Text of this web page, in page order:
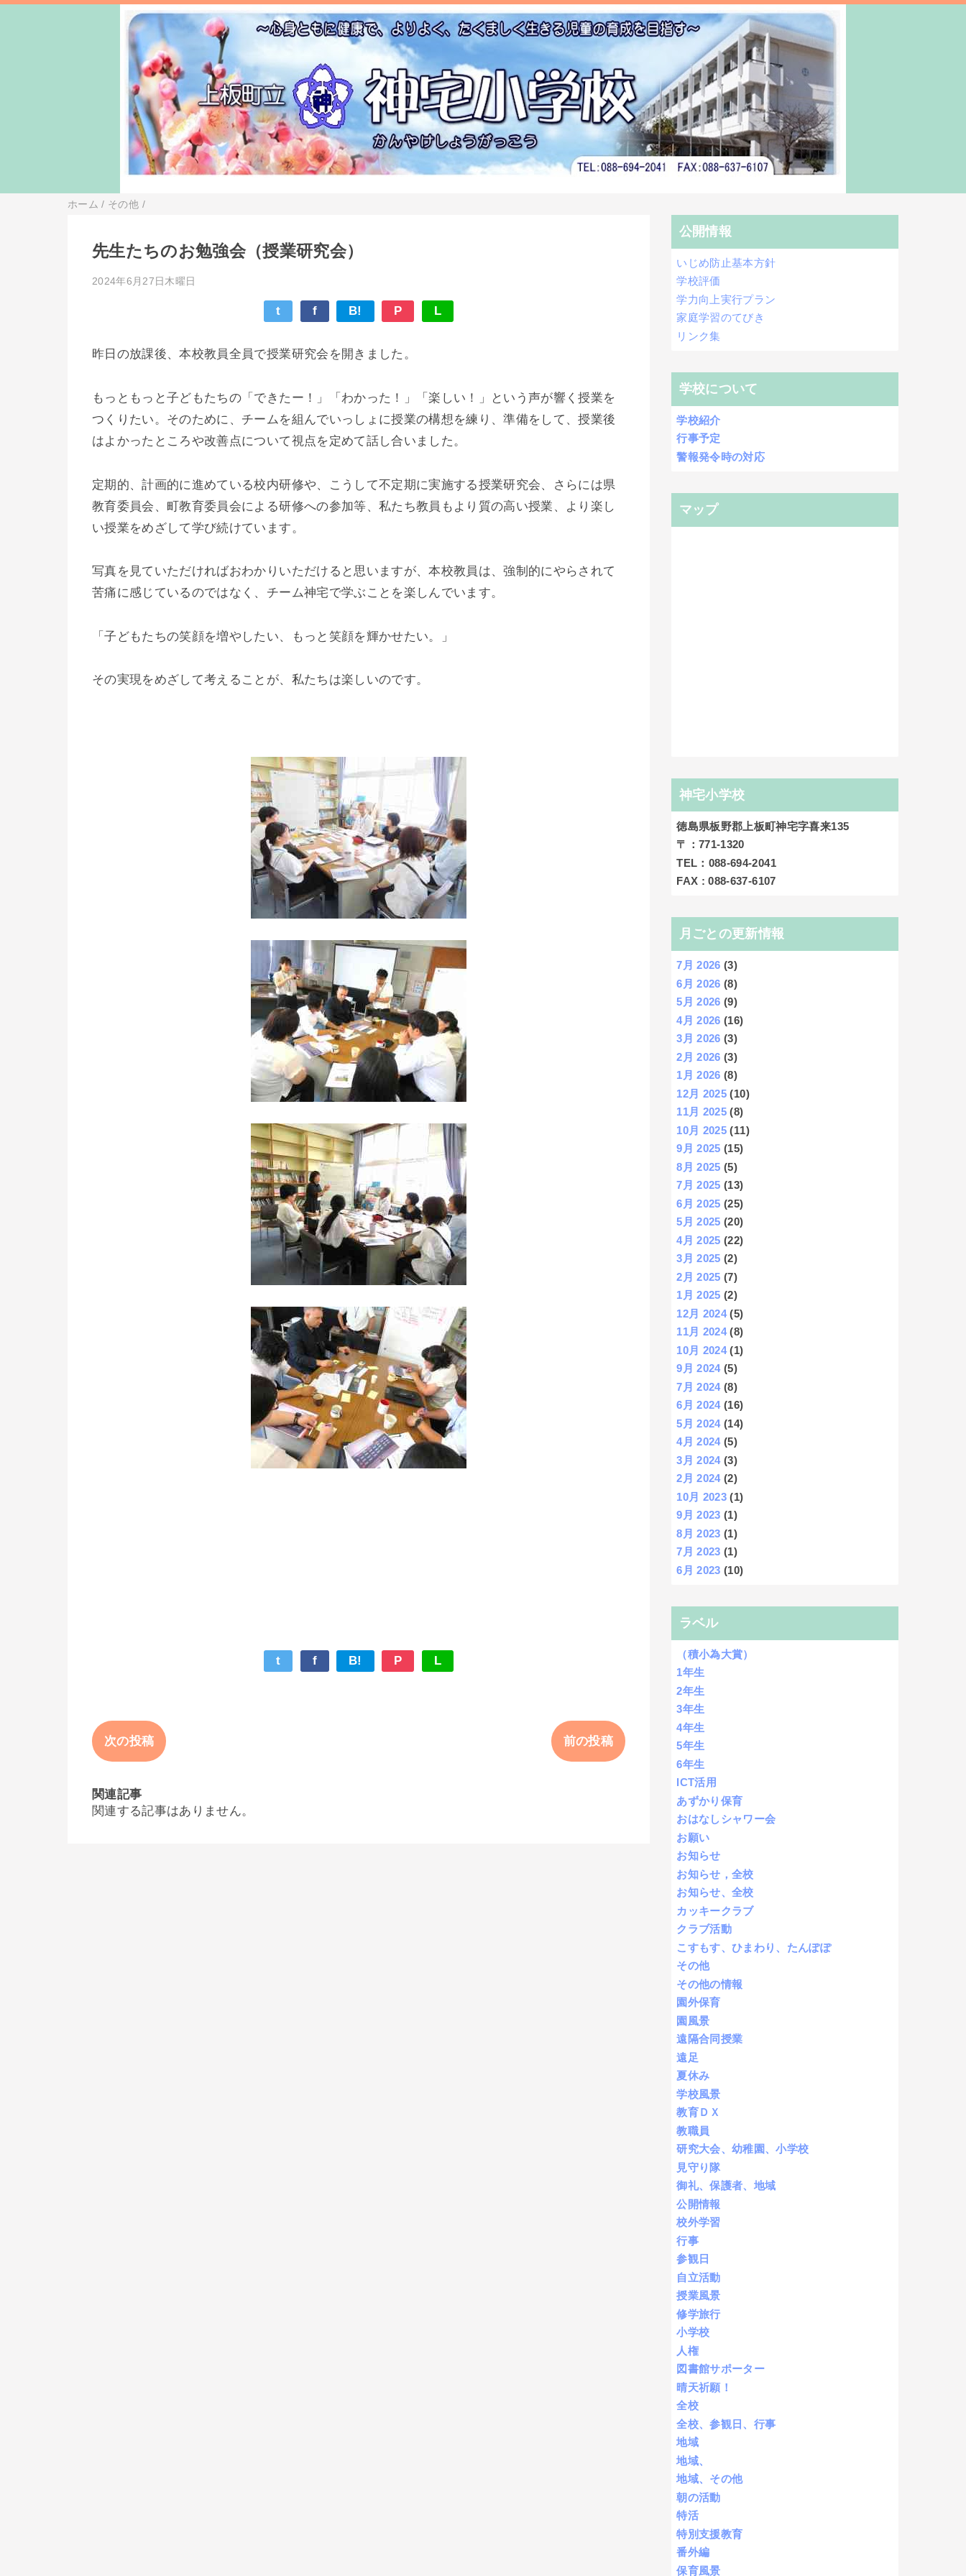
ホーム / その他 /
先生たちのお勉強会（授業研究会）
2024年6月27日木曜日
t f B! P L
昨日の放課後、本校教員全員で授業研究会を開きました。
もっともっと子どもたちの「できたー！」「わかった！」「楽しい！」という声が響く授業を
つくりたい。そのために、チームを組んでいっしょに授業の構想を練り、準備をして、授業後
はよかったところや改善点について視点を定めて話し合いました。
定期的、計画的に進めている校内研修や、こうして不定期に実施する授業研究会、さらには県
教育委員会、町教育委員会による研修への参加等、私たち教員もより質の高い授業、より楽し
い授業をめざして学び続けています。
写真を見ていただければおわかりいただけると思いますが、本校教員は、強制的にやらされて
苦痛に感じているのではなく、チーム神宅で学ぶことを楽しんでいます。
「子どもたちの笑顔を増やしたい、もっと笑顔を輝かせたい。」
その実現をめざして考えることが、私たちは楽しいのです。
t f B! P L
次の投稿 前の投稿
関連記事
関連する記事はありません。
公開情報
いじめ防止基本方針
学校評価
学力向上実行プラン
家庭学習のてびき
リンク集
学校について
学校紹介
行事予定
警報発令時の対応
マップ
神宅小学校
徳島県板野郡上板町神宅字喜来135
〒：771‐1320
TEL：088-694-2041
FAX : 088-637-6107
月ごとの更新情報
7月 2026 (3)
6月 2026 (8)
5月 2026 (9)
4月 2026 (16)
3月 2026 (3)
2月 2026 (3)
1月 2026 (8)
12月 2025 (10)
11月 2025 (8)
10月 2025 (11)
9月 2025 (15)
8月 2025 (5)
7月 2025 (13)
6月 2025 (25)
5月 2025 (20)
4月 2025 (22)
3月 2025 (2)
2月 2025 (7)
1月 2025 (2)
12月 2024(5)
11月 2024(8)
10月 2024(1)
9月 2024(5)
7月 2024(8)
6月 2024(16)
5月 2024(14)
4月 2024(5)
3月 2024(3)
2月 2024(2)
10月 2023 (1)
9月 2023 (1)
8月 2023 (1)
7月 2023 (1)
6月 2023 (10)
ラベル
（積小為大賞）
1年生
2年生
3年生
4年生
5年生
6年生
ICT活用
あずかり保育
おはなしシャワー会
お願い
お知らせ
お知らせ，全校
お知らせ、全校
カッキークラブ
クラブ活動
こすもす、ひまわり、たんぽぽ
その他
その他の情報
園外保育
園風景
遠隔合同授業
遠足
夏休み
学校風景
教育ＤＸ
教職員
研究大会、幼稚園、小学校
見守り隊
御礼、保護者、地域
公開情報
校外学習
行事
参観日
自立活動
授業風景
修学旅行
小学校
人権
図書館サポーター
晴天祈願！
全校
全校、参観日、行事
地域
地域、
地域、その他
朝の活動
特活
特別支援教育
番外編
保育風景